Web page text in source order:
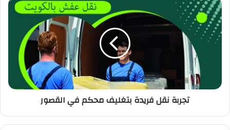
تجربة نقل فريدة بتغليف محكم في القصور